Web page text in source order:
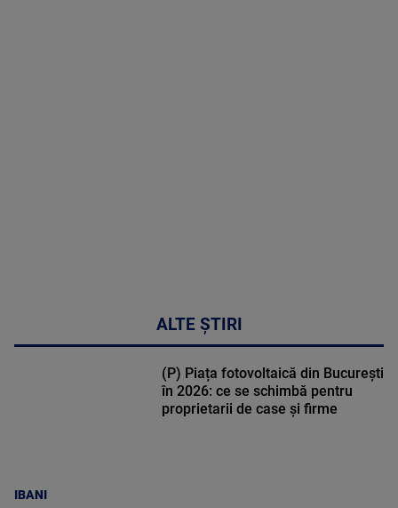
ALTE ȘTIRI
IBANI
(P) Piața fotovoltaică din București
în 2026: ce se schimbă pentru
proprietarii de case și firme